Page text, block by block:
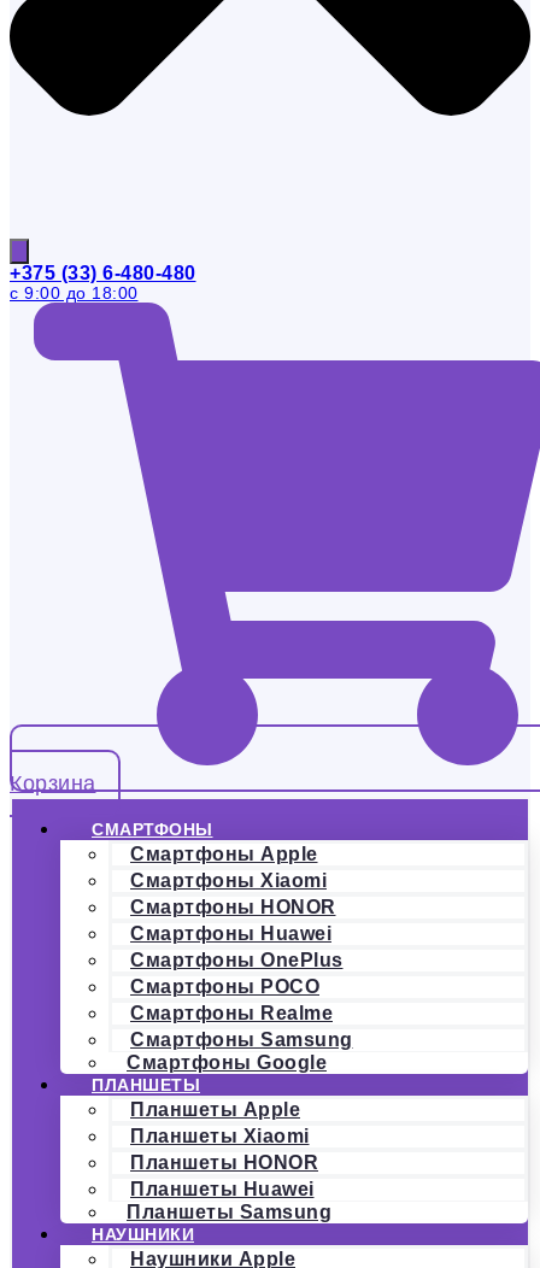
+375 (33) 6-480-480
с 9:00 до 18:00
Корзина
СМАРТФОНЫ
Смартфоны Apple
Смартфоны Xiaomi
Смартфоны HONOR
Смартфоны Huawei
Смартфоны OnePlus
Смартфоны POCO
Смартфоны Realme
Смартфоны Samsung
Смартфоны Google
ПЛАНШЕТЫ
Планшеты Apple
Планшеты Xiaomi
Планшеты HONOR
Планшеты Huawei
Планшеты Samsung
НАУШНИКИ
Наушники Apple